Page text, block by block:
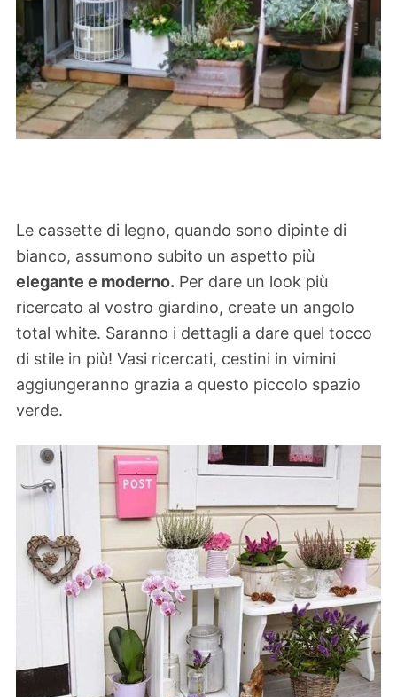
Le cassette di legno, quando sono dipinte di
bianco, assumono subito un aspetto più
elegante e moderno. Per dare un look più
ricercato al vostro giardino, create un angolo
total white. Saranno i dettagli a dare quel tocco
di stile in più! Vasi ricercati, cestini in vimini
aggiungeranno grazia a questo piccolo spazio
verde.